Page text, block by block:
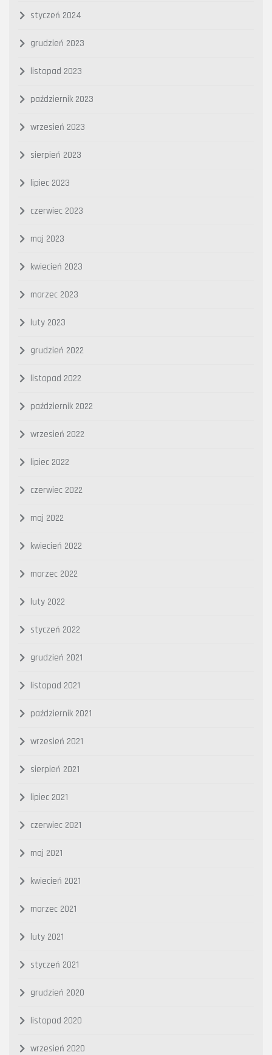
styczeń 2024
grudzień 2023
listopad 2023
październik 2023
wrzesień 2023
sierpień 2023
lipiec 2023
czerwiec 2023
maj 2023
kwiecień 2023
marzec 2023
luty 2023
grudzień 2022
listopad 2022
październik 2022
wrzesień 2022
lipiec 2022
czerwiec 2022
maj 2022
kwiecień 2022
marzec 2022
luty 2022
styczeń 2022
grudzień 2021
listopad 2021
październik 2021
wrzesień 2021
sierpień 2021
lipiec 2021
czerwiec 2021
maj 2021
kwiecień 2021
marzec 2021
luty 2021
styczeń 2021
grudzień 2020
listopad 2020
wrzesień 2020